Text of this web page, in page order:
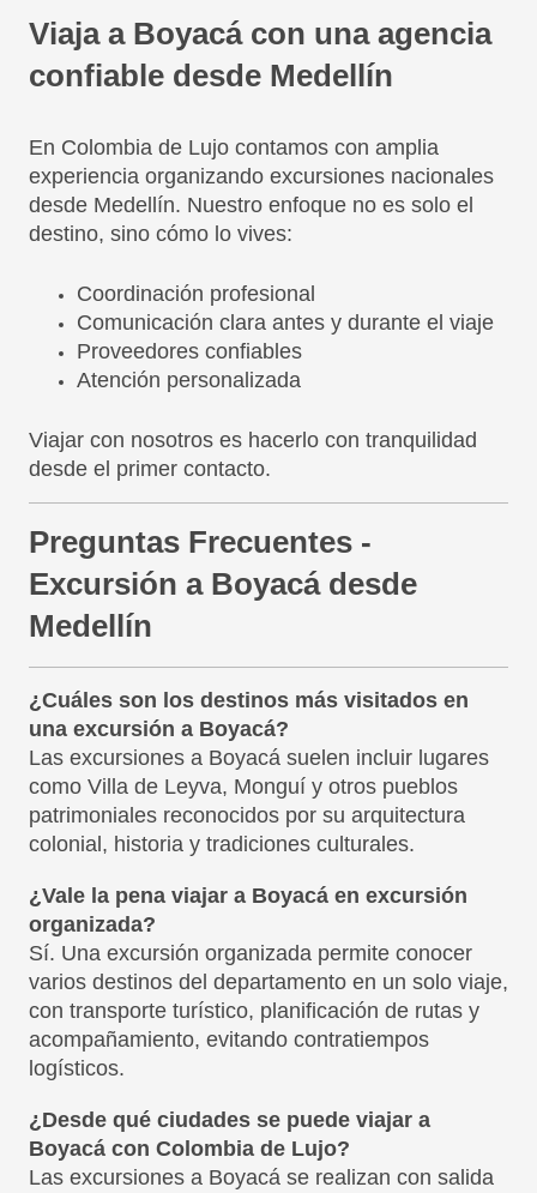
Viaja a Boyacá con una agencia
confiable desde Medellín
En Colombia de Lujo contamos con amplia
experiencia organizando excursiones nacionales
desde Medellín. Nuestro enfoque no es solo el
destino, sino cómo lo vives:
Coordinación profesional
Comunicación clara antes y durante el viaje
Proveedores confiables
Atención personalizada
Viajar con nosotros es hacerlo con tranquilidad
desde el primer contacto.
Preguntas Frecuentes -
Excursión a Boyacá desde
Medellín
¿Cuáles son los destinos más visitados en
una excursión a Boyacá?
Las excursiones a Boyacá suelen incluir lugares
como Villa de Leyva, Monguí y otros pueblos
patrimoniales reconocidos por su arquitectura
colonial, historia y tradiciones culturales.
¿Vale la pena viajar a Boyacá en excursión
organizada?
Sí. Una excursión organizada permite conocer
varios destinos del departamento en un solo viaje,
con transporte turístico, planificación de rutas y
acompañamiento, evitando contratiempos
logísticos.
¿Desde qué ciudades se puede viajar a
Boyacá con Colombia de Lujo?
Las excursiones a Boyacá se realizan con salida